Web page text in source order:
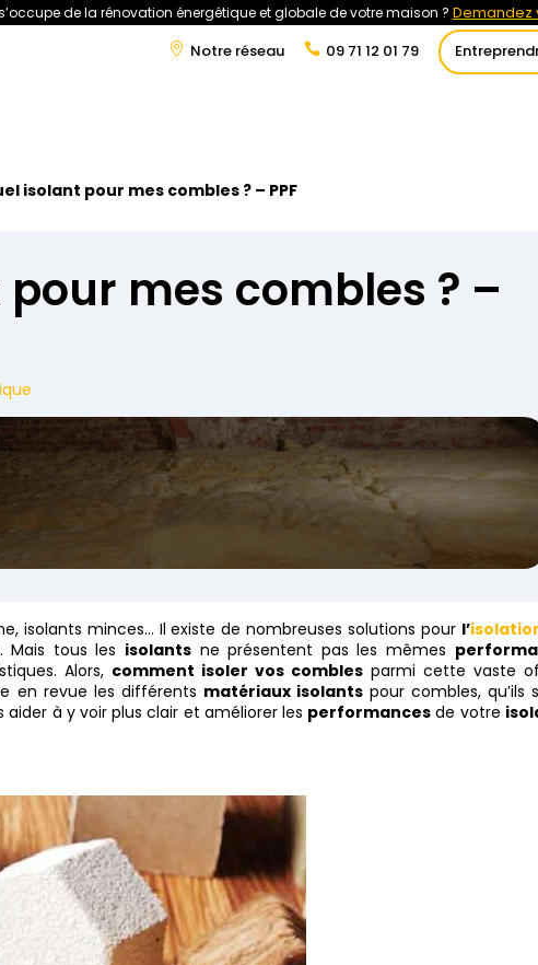
de la rénovation énergétique et globale de votre maison ? Demandez
Notre réseau
09 71 12 01 79
Rénovation Énergétique Énergies Renouvelables
isolant pour mes combles ? – PPF
mes combles ? –
isolants minces… Il existe de nombreuses solutions pour l’
Mais tous les isolants ne présentent pas les mêmes
Alors, comment isoler vos comblesparmi cette vaste
en revue les différents matériaux isolantspour combles, qu’ils
aider à y voir plus clair et améliorer les performances de votre